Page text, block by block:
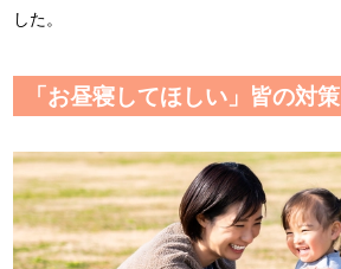
した。
「お昼寝してほしい」皆の対策